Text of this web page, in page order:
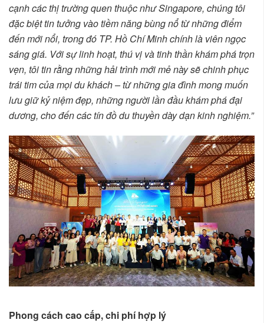
cạnh các thị trường quen thuộc như Singapore, chúng tôi
đặc biệt tin tưởng vào tiềm năng bùng nổ từ những điểm
đến mới nổi, trong đó TP. Hồ Chí Minh chính là viên ngọc
sáng giá. Với sự linh hoạt, thú vị và tinh thần khám phá trọn
vẹn, tôi tin rằng những hải trình mới mẻ này sẽ chinh phục
trái tim của mọi du khách – từ những gia đình mong muốn
lưu giữ kỷ niệm đẹp, những người lần đầu khám phá đại
dương, cho đến các tín đồ du thuyền dày dạn kinh nghiệm.”
Phong cách cao cấp, chi phí hợp lý